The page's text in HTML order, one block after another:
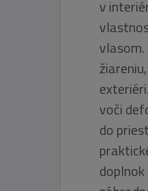
v
vlasom.
voči
do